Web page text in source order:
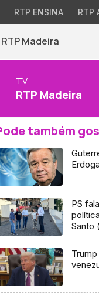
RTP ENSINA RTP
RTP Madeira
TV
RTP Madeira
também
PS
Santo